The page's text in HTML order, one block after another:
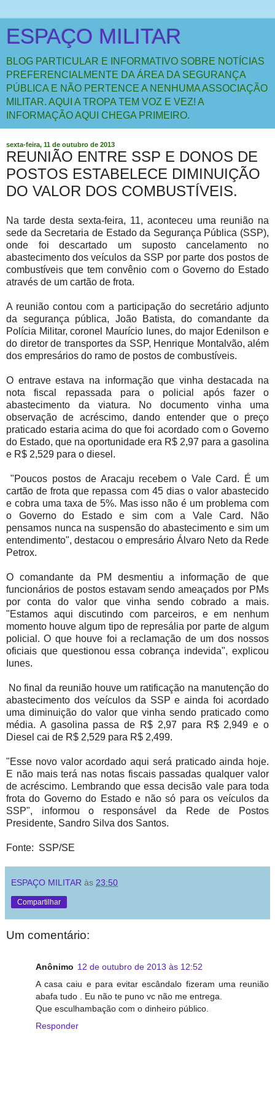
ESPAÇO MILITAR
BLOG PARTICULAR E INFORMATIVO SOBRE NOTÍCIAS
PREFERENCIALMENTE DA ÁREA DA SEGURANÇA
PÚBLICA E NÃO PERTENCE A NENHUMA ASSOCIAÇÃO
MILITAR. AQUI A TROPA TEM VOZ E VEZ! A
INFORMAÇÃO AQUI CHEGA PRIMEIRO.
sexta-feira, 11 de outubro de 2013
REUNIÃO ENTRE SSP E DONOS DE
POSTOS ESTABELECE DIMINUIÇÃO
DO VALOR DOS COMBUSTÍVEIS.
Na tarde desta sexta-feira, 11, aconteceu uma reunião na
sede da Secretaria de Estado da Segurança Pública (SSP),
onde foi descartado um suposto cancelamento no
abastecimento dos veículos da SSP por parte dos postos de
combustíveis que tem convênio com o Governo do Estado
através de um cartão de frota.
A reunião contou com a participação do secretário adjunto
da segurança pública, João Batista, do comandante da
Polícia Militar, coronel Maurício Iunes, do major Edenilson e
do diretor de transportes da SSP, Henrique Montalvão, além
dos empresários do ramo de postos de combustíveis.
O entrave estava na informação que vinha destacada na
nota fiscal repassada para o policial após fazer o
abastecimento da viatura. No documento vinha uma
observação de acréscimo, dando entender que o preço
praticado estaria acima do que foi acordado com o Governo
do Estado, que na oportunidade era R$ 2,97 para a gasolina
e R$ 2,529 para o diesel.
"Poucos postos de Aracaju recebem o Vale Card. É um
cartão de frota que repassa com 45 dias o valor abastecido
e cobra uma taxa de 5%. Mas isso não é um problema com
o Governo do Estado e sim com a Vale Card. Não
pensamos nunca na suspensão do abastecimento e sim um
entendimento", destacou o empresário Álvaro Neto da Rede
Petrox.
O comandante da PM desmentiu a informação de que
funcionários de postos estavam sendo ameaçados por PMs
por conta do valor que vinha sendo cobrado a mais.
"Estamos aqui discutindo com parceiros, e em nenhum
momento houve algum tipo de represália por parte de algum
policial. O que houve foi a reclamação de um dos nossos
oficiais que questionou essa cobrança indevida", explicou
Iunes.
No final da reunião houve um ratificação na manutenção do
abastecimento dos veículos da SSP e ainda foi acordado
uma diminuição do valor que vinha sendo praticado como
média. A gasolina passa de R$ 2,97 para R$ 2,949 e o
Diesel cai de R$ 2,529 para R$ 2,499.
"Esse novo valor acordado aqui será praticado ainda hoje.
E não mais terá nas notas fiscais passadas qualquer valor
de acréscimo. Lembrando que essa decisão vale para toda
frota do Governo do Estado e não só para os veículos da
SSP", informou o responsável da Rede de Postos
Presidente, Sandro Silva dos Santos.
Fonte: SSP/SE
ESPAÇO MILITAR às 23:50
Compartilhar
Um comentário:
Anônimo 12 de outubro de 2013 às 12:52
A casa caiu e para evitar escândalo fizeram uma reunião
abafa tudo . Eu não te puno vc não me entrega.
Que esculhambação com o dinheiro público.
Responder